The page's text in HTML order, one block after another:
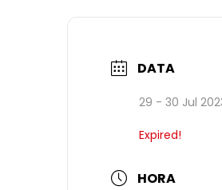
DATA
29 - 30 Jul
Expired!
HORA